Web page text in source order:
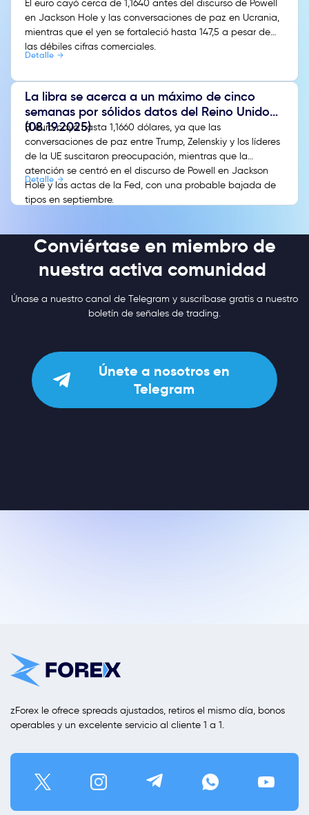
El euro cayó cerca de 1,1640 antes del discurso de Powell
en Jackson Hole y las conversaciones de paz en Ucrania,
mientras que el yen se fortaleció hasta 147,5 a pesar de
las débiles cifras comerciales.
Detalle
La libra se acerca a un máximo de cinco
semanas por sólidos datos del Reino Unido
(08.19.2025)
El euro cayó hasta 1,1660 dólares, ya que las
conversaciones de paz entre Trump, Zelenskiy y los líderes
de la UE suscitaron preocupación, mientras que la
atención se centró en el discurso de Powell en Jackson
Hole y las actas de la Fed, con una probable bajada de
tipos en septiembre.
Detalle
Conviértase en miembro de
nuestra activa comunidad
Únase a nuestro canal de Telegram y suscríbase gratis a nuestro
boletín de señales de trading.
Únete a nosotros en
Telegram
zForex le ofrece spreads ajustados, retiros el mismo día, bonos
operables y un excelente servicio al cliente 1 a 1.